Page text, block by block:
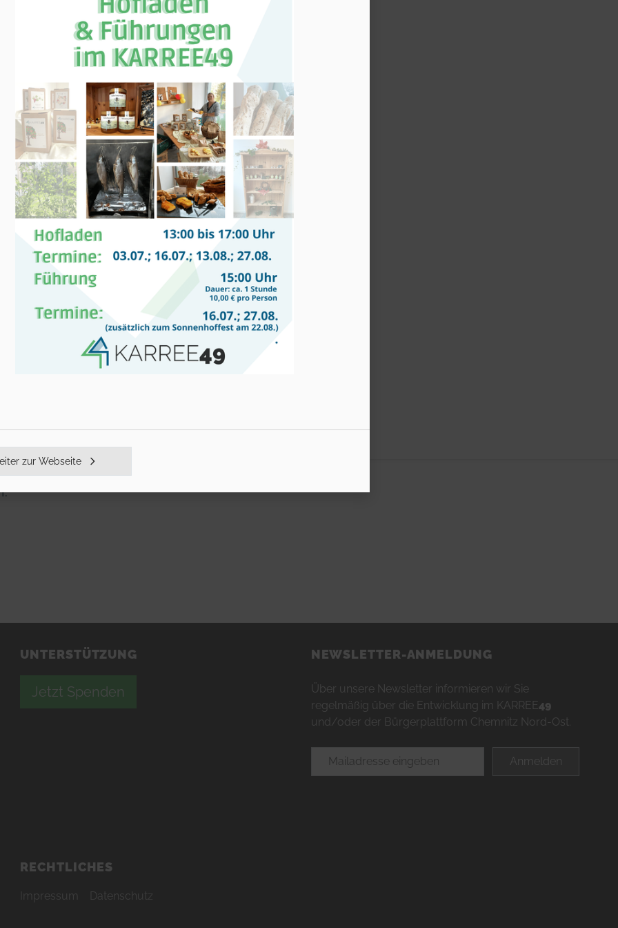
UNTERSTÜTZUNG
Jetzt Spenden
RECHTLICHES
Impressum Datenschutz
NEWSLETTER-ANMELDUNG
Über unsere Newsletter informieren wir Sie
regelmäßig über die Entwicklung im KARREE49
und/oder der Bürgerplattform Chemnitz Nord-Ost.
E-Mailadresse
Anmelden
zur Webseite